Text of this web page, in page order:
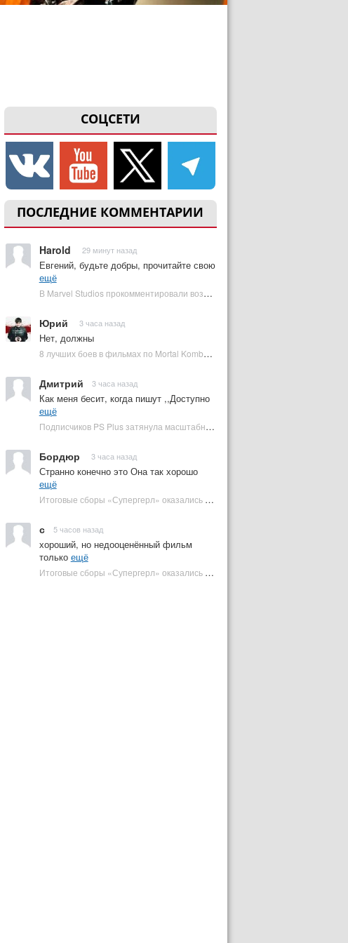
СОЦСЕТИ
ПОСЛЕДНИЕ КОММЕНТАРИИ
Harold 29 минут назад
Евгений, будьте добры, прочитайте свою
ещё
В Marvel Studios прокомментировали возвращение Канга на экраны | Plugged In Ru
Юрий 3 часа назад
Нет, должны
8 лучших боев в фильмах по Mortal Kombat: от «Смертельной битвы» до «Мортал Комбат 2» | Plugged In Ru
Дмитрий 3 часа назад
Как меня бесит, когда пишут ,,Доступно
ещё
Подписчиков PS Plus затянула масштабная RPG в духе Skyrim, которая доступна бесплатно | Plugged In Ru
Бордюр 3 часа назад
Странно конечно это Она так хорошо
ещё
Итоговые сборы «Супергерл» оказались худшими для DC за два десятилетия | Plugged In Ru
с 5 часов назад
хороший, но недооценённый фильм
только ещё
Итоговые сборы «Супергерл» оказались худшими для DC за два десятилетия | Plugged In Ru